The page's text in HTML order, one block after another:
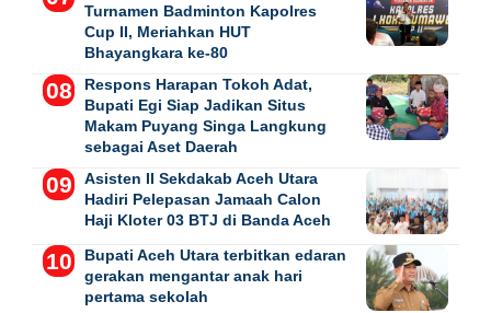
Turnamen Badminton Kapolres
Cup II, Meriahkan HUT
Bhayangkara ke-80
Respons Harapan Tokoh Adat,
Bupati Egi Siap Jadikan Situs
Makam Puyang Singa Langkung
sebagai Aset Daerah
Asisten II Sekdakab Aceh Utara
Hadiri Pelepasan Jamaah Calon
Haji Kloter 03 BTJ di Banda Aceh
Bupati Aceh Utara terbitkan edaran
gerakan mengantar anak hari
pertama sekolah